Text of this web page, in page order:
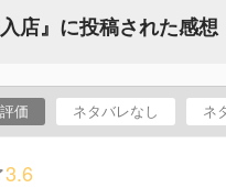
入店』に投稿された感想
価 ネタバレなし ネ
3.6